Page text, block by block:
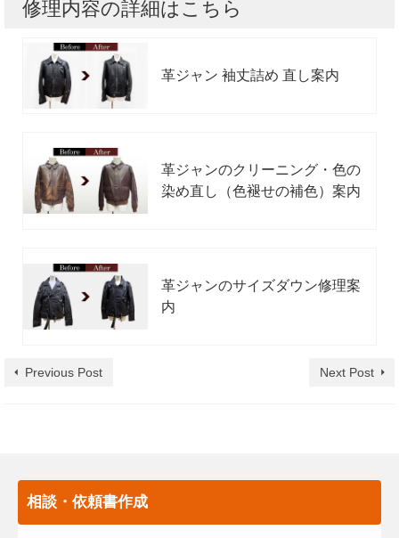
修理内容の詳細はこちら
革ジャン 袖丈詰め 直し案内
革ジャンのクリーニング・色の
染め直し（色褪せの補色）案内
革ジャンのサイズダウン修理案
内
Previous Post Next Post
相談・依頼書作成